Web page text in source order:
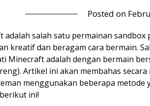
Posted on
adalah salah satu permainan
kreatif dan beragam cara bermain.
Minecraft adalah dengan bermain
Artikel ini akan membahas
menggunakan beberapa metode
ini!